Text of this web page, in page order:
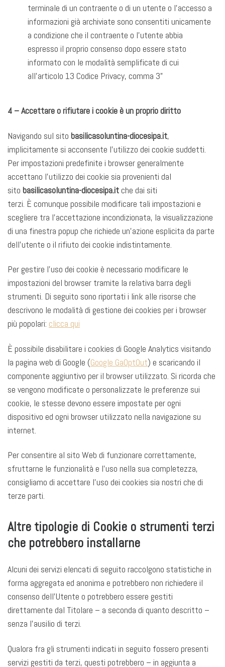
terminale di un contraente o di un utente o l’accesso a
informazioni già archiviate sono consentiti unicamente
a condizione che il contraente o l’utente abbia
espresso il proprio consenso dopo essere stato
informato con le modalità semplificate di cui
all’articolo 13 Codice Privacy, comma 3”
4 – Accettare o rifiutare i cookie è un proprio diritto
Navigando sul sito basilicasoluntina-diocesipa.it,
implicitamente si acconsente l’utilizzo dei cookie suddetti.
Per impostazioni predefinite i browser generalmente
accettano l’utilizzo dei cookie sia provenienti dal
sito basilicasoluntina-diocesipa.itche dai siti
terzi. È comunque possibile modificare tali impostazioni e
scegliere tra l’accettazione incondizionata, la visualizzazione
di una finestra popup che richiede un’azione esplicita da parte
dell’utente o il rifiuto dei cookie indistintamente.
Per gestire l’uso dei cookie è necessario modificare le
impostazioni del browser tramite la relativa barra degli
strumenti. Di seguito sono riportati i link alle risorse che
descrivono le modalità di gestione dei cookies per i browser
più popolari: clicca qui
È possibile disabilitare i cookies di Google Analytics visitando
la pagina web di Google (Google GaOptOut) e scaricando il
componente aggiuntivo per il browser utilizzato. Si ricorda che
se vengono modificate o personalizzate le preferenze sui
cookie, le stesse devono essere impostate per ogni
dispositivo ed ogni browser utilizzato nella navigazione su
internet.
Per consentire al sito Web di funzionare correttamente,
sfruttarne le funzionalità e l’uso nella sua completezza,
consigliamo di accettare l’uso dei cookies sia nostri che di
terze parti.
Altre tipologie di Cookie o strumenti terzi
che potrebbero installarne
Alcuni dei servizi elencati di seguito raccolgono statistiche in
forma aggregata ed anonima e potrebbero non richiedere il
consenso dell’Utente o potrebbero essere gestiti
direttamente dal Titolare – a seconda di quanto descritto –
senza l’ausilio di terzi.
Qualora fra gli strumenti indicati in seguito fossero presenti
servizi gestiti da terzi, questi potrebbero – in aggiunta a